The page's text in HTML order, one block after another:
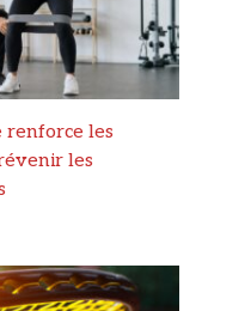
renforce les
les